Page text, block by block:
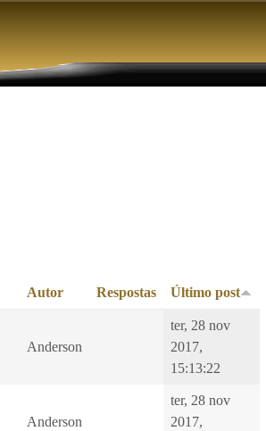
Autor Respostas Último post
Anderson
ter, 28 nov
2017,
15:13:22
Anderson
ter, 28 nov
2017,